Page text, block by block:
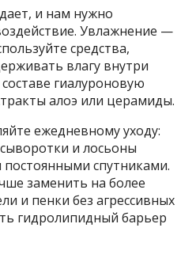
и нам нужно
Увлажнение —
средства,
влагу внутри
гиалуроновую
алоэ или церамиды.
ежедневному уходу:
и лосьоны
спутниками.
заменить на более
и пенки без агрессивных
гидролипидный барьер